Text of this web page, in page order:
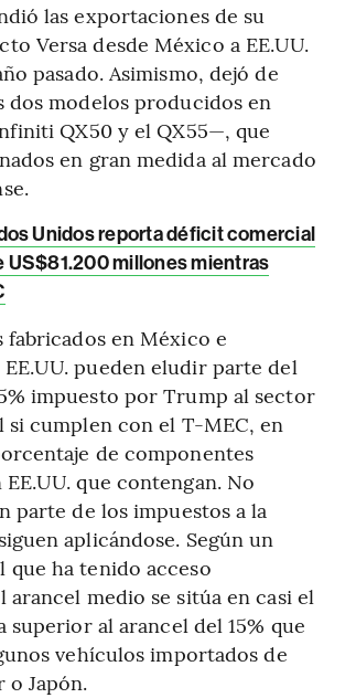
las exportaciones de su
Versa desde México a EE.UU.
pasado. Asimismo, dejó de
modelos producidos en
QX50 y el QX55—, que
en gran medida al mercado
Unidos reporta déficit comercial
US$81.200 millones mientras
fabricados en México e
pueden eludir parte del
impuesto por Trump al sector
si cumplen con el T-MEC, en
de componentes
que contengan. No
parte de los impuestos a la
aplicándose. Según un
que ha tenido acceso
arancel medio se sitúa en casi el
superior al arancel del 15% que
vehículos importados de
o Japón.